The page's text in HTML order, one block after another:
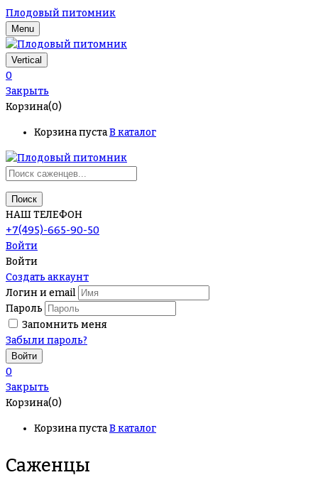
Плодовый питомник
Menu
Vertical
0
Закрыть
Корзина(0)
Корзина пустаВ каталог
Поиск
НАШ ТЕЛЕФОН
+7(495)-665-90-50
Войти
Войти
Создать аккаунт
Логин и email
Пароль
Запомнить меня
Забыли пароль?
0
Закрыть
Корзина(0)
Корзина пустаВ каталог
Саженцы